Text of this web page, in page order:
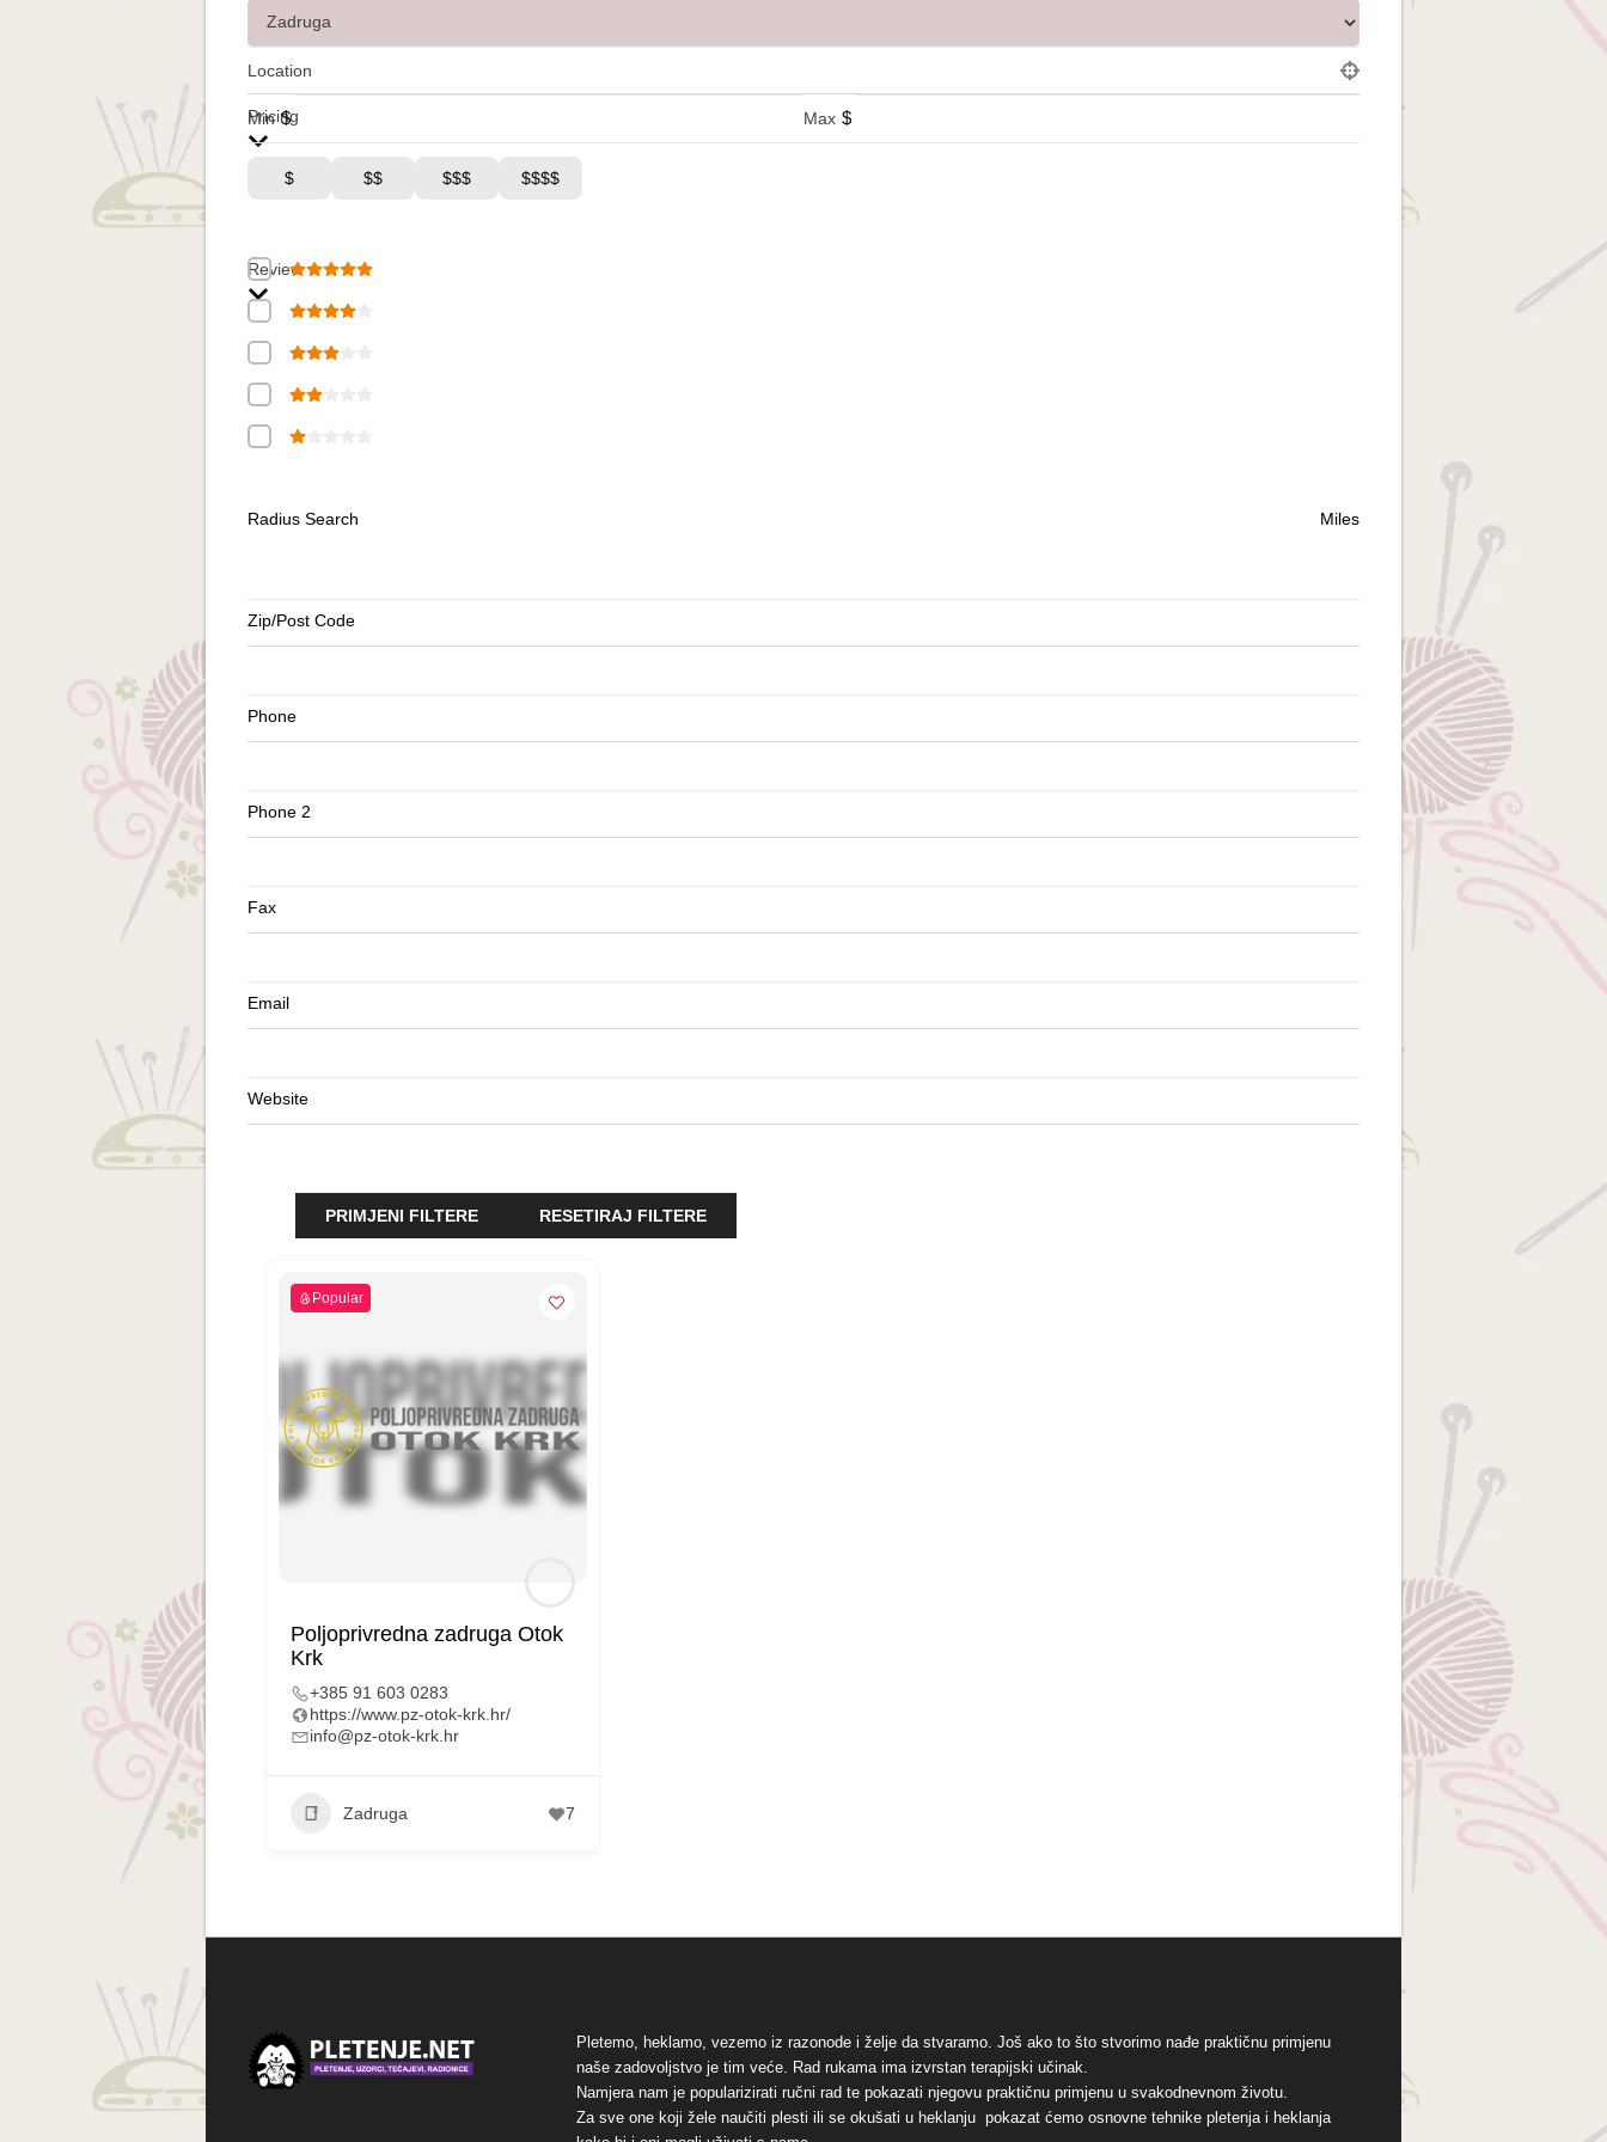
Location
Pricing
Min $ Max $
$ $$ $$$ $$$$
Review
Radius Search Miles
Zip/Post Code
Phone
Phone 2
Fax
Email
Website
PRIMJENI FILTERE RESETIRAJ FILTERE
Popular
Poljoprivredna zadruga Otok
Krk
+385 91 603 0283
https://www.pz-otok-krk.hr/
info@pz-otok-krk.hr
Zadruga 7
Pletemo, heklamo, vezemo iz razonode i želje da stvaramo. Još ako to što stvorimo nađe praktičnu primjenu
naše zadovoljstvo je tim veće. Rad rukama ima izvrstan terapijski učinak.
Namjera nam je popularizirati ručni rad te pokazati njegovu praktičnu primjenu u svakodnevnom životu.
Za sve one koji žele naučiti plesti ili se okušati u heklanju pokazat ćemo osnovne tehnike pletenja i heklanja